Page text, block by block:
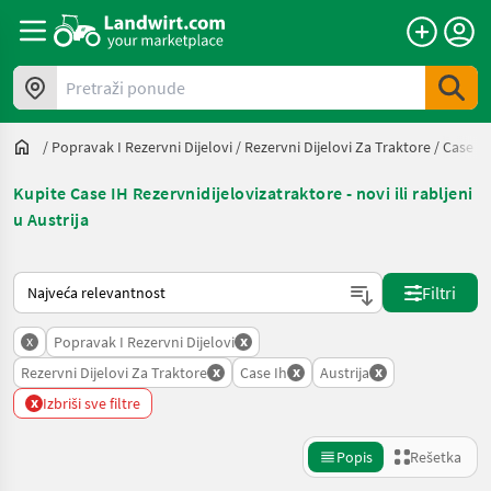
Pretraži ponude
/ Popravak I Rezervni Dijelovi / Rezervni Dijelovi Za Traktore /Case Ih
Kupite Case IH Rezervnidijelovizatraktore - novi ili rabljeni
u Austrija
Tako se sortira na Landwirt.com
Filtri
x Popravak I Rezervni Dijelovi x
Rezervni Dijelovi Za Traktore x Case Ih x Austrija x
x Izbriši sve filtre
Popis Rešetka